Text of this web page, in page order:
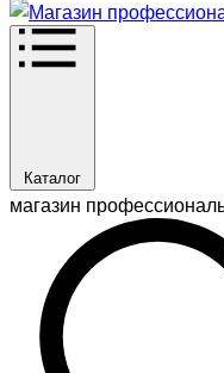
Каталог
магазин